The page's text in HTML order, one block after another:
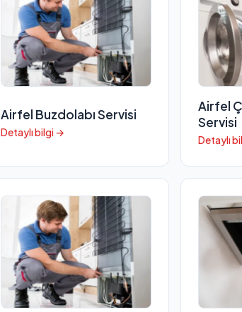
Airfel Buzdolabı Servisi
Detaylı bilgi →
Airfel
Servisi
Detaylı